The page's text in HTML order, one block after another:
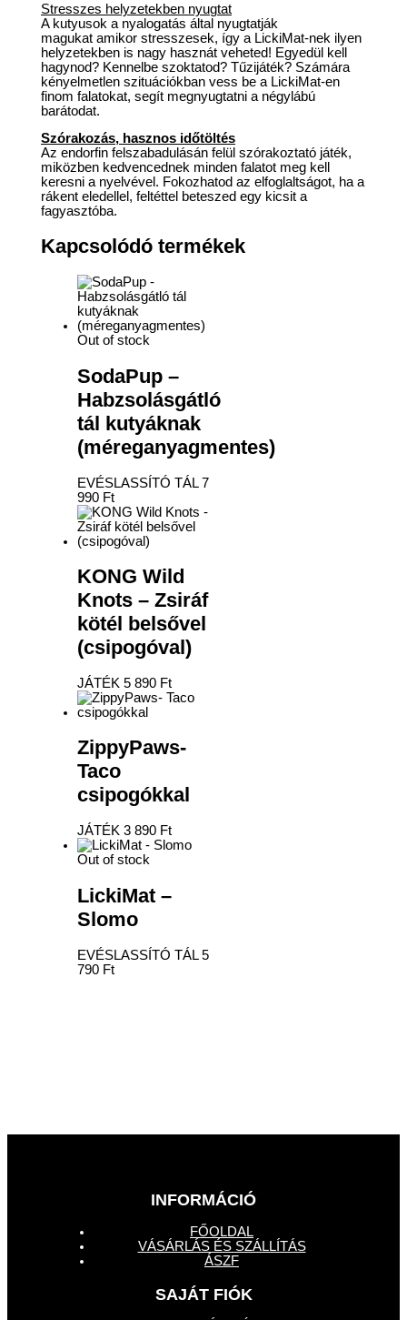
Stresszes helyzetekben nyugtat
A kutyusok a nyalogatás által nyugtatják
magukat amikor stresszesek, így a LickiMat-nek ilyen
helyzetekben is nagy hasznát veheted! Egyedül kell
hagynod? Kennelbe szoktatod? Tűzijáték? Számára
kényelmetlen szituációkban vess be a LickiMat-en
finom falatokat, segít megnyugtatni a négylábú
barátodat.
Szórakozás, hasznos időtöltés
Az endorfin felszabadulásán felül szórakoztató játék,
miközben kedvencednek minden falatot meg kell
keresni a nyelvével. Fokozhatod az elfoglaltságot, ha a
rákent eledellel, feltéttel beteszed egy kicsit a
fagyasztóba.
Kapcsolódó termékek
Out of stock
SodaPup –
Habzsolásgátló
tál kutyáknak
(méreganyagmentes)
EVÉSLASSÍTÓ TÁL7
990 Ft
KONG Wild
Knots – Zsiráf
kötél belsővel
(csipogóval)
JÁTÉK5 890 Ft
ZippyPaws-
Taco
csipogókkal
JÁTÉK3 890 Ft
Out of stock
LickiMat –
Slomo
EVÉSLASSÍTÓ TÁL5
790 Ft
INFORMÁCIÓ
FŐOLDAL
VÁSÁRLÁS ÉS SZÁLLÍTÁS
ÁSZF
SAJÁT FIÓK